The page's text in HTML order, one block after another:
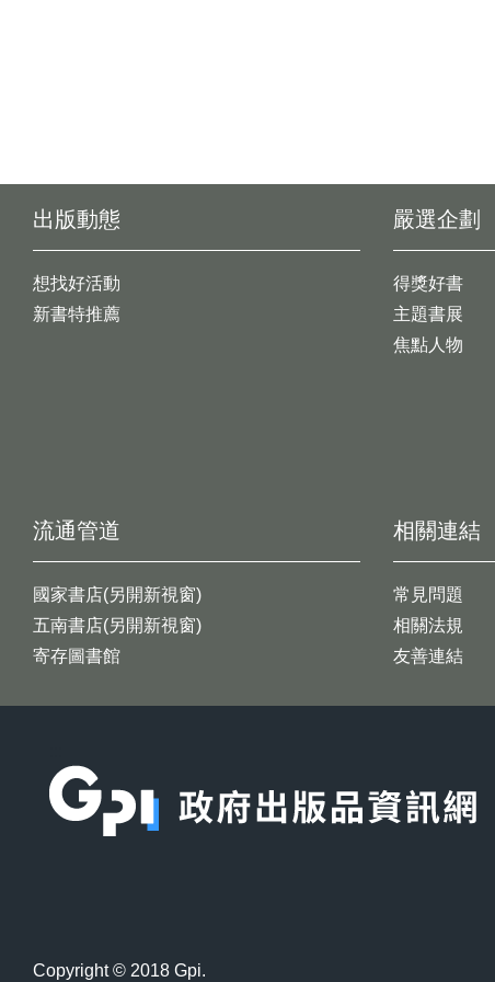
出版動態
想找好活動
新書特推薦
嚴選企劃
得獎好書
主題書展
焦點人物
流通管道
國家書店(另開新視窗)
五南書店(另開新視窗)
寄存圖書館
相關連結
常見問題
相關法規
友善連結
Copyright © 2018 Gpi.